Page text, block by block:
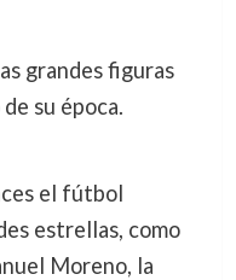
grandes figuras
su época.
el fútbol
estrellas, como
Moreno, la